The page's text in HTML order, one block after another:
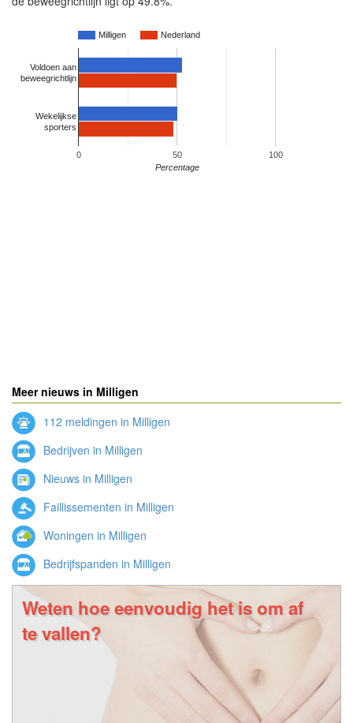
Milligen Nederland
0 50 100
Voldoen aan
beweegrichtlijn
Wekelijkse
sporters
Percentage
Meer nieuws in Milligen
112 meldingen in Milligen
Bedrijven in Milligen
Nieuws in Milligen
Faillissementen in Milligen
Woningen in Milligen
Bedrijfspanden in Milligen
Weten hoe eenvoudig het is om af
te vallen?